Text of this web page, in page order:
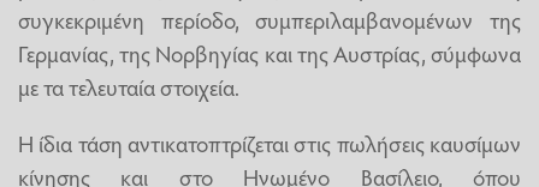
συγκεκριμένη περίοδο, συμπεριλαμβανομένων της
Γερμανίας, της Νορβηγίας και της Αυστρίας, σύμφωνα
με τα τελευταία στοιχεία.
Η ίδια τάση αντικατοπτρίζεται στις πωλήσεις καυσίμων
κίνησης και στο Ηνωμένο Βασίλειο, όπου